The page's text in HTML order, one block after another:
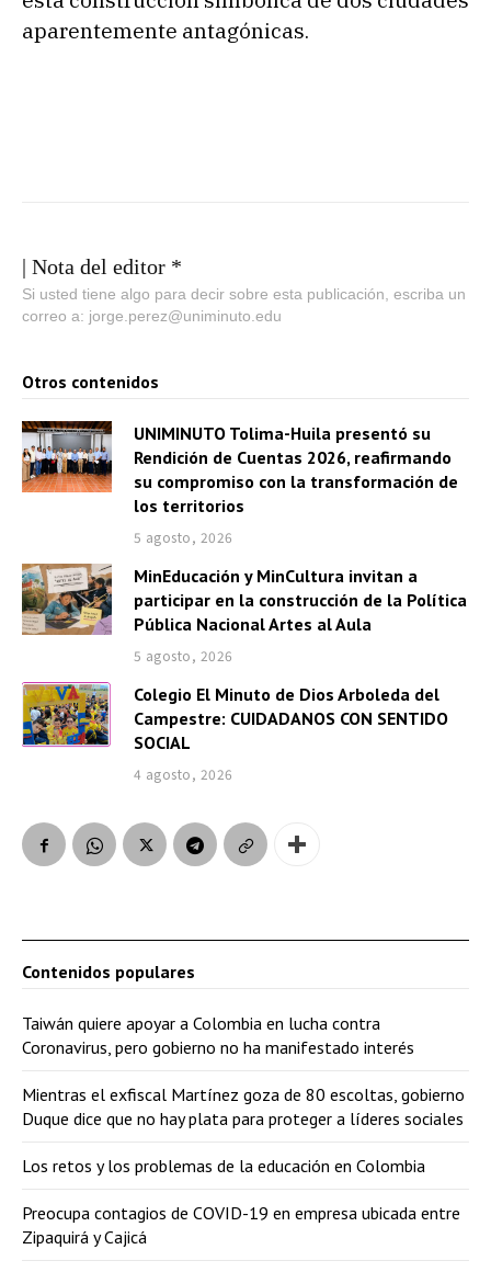
aparentemente antagónicas.
| Nota del editor *
Si usted tiene algo para decir sobre esta publicación, escriba un
correo a: jorge.perez@uniminuto.edu
Otros contenidos
UNIMINUTO Tolima-Huila presentó su
Rendición de Cuentas 2026, reafirmando
su compromiso con la transformación de
los territorios
5 agosto, 2026
MinEducación y MinCultura invitan a
participar en la construcción de la Política
Pública Nacional Artes al Aula
5 agosto, 2026
Colegio El Minuto de Dios Arboleda del
Campestre: CUIDADANOS CON SENTIDO
SOCIAL
4 agosto, 2026
Contenidos populares
Taiwán quiere apoyar a Colombia en lucha contra
Coronavirus, pero gobierno no ha manifestado interés
Mientras el exfiscal Martínez goza de 80 escoltas, gobierno
Duque dice que no hay plata para proteger a líderes sociales
Los retos y los problemas de la educación en Colombia
Preocupa contagios de COVID-19 en empresa ubicada entre
Zipaquirá y Cajicá